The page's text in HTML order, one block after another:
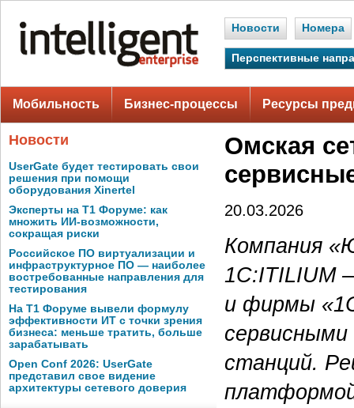
Новости Номера
Перспективные
Мобильность Бизнес-процессы Ресурсы
Новости
UserGate будет тестировать свои
решения при помощи
оборудования Xinertel
Эксперты на Т1 Форуме: как
множить ИИ-возможности,
сокращая риски
Российское ПО виртуализации и
инфраструктурное ПО — наиболее
востребованные направления для
тестирования
На Т1 Форуме вывели формулу
эффективности ИТ с точки зрения
бизнеса: меньше тратить, больше
зарабатывать
Open Conf 2026: UserGate
представил свое видение
архитектуры сетевого доверия
Омская
20.03.2026
Компания
1С:ITILIUM
и фирмы
станций.